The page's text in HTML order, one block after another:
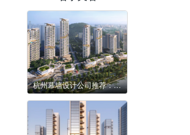
杭州幕墙设计公司推荐：众创幕墙-专业赋能，铸就精品幕墙工程